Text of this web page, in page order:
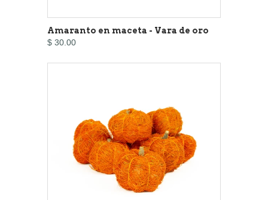
Amaranto en maceta - Vara de oro
$ 30.00